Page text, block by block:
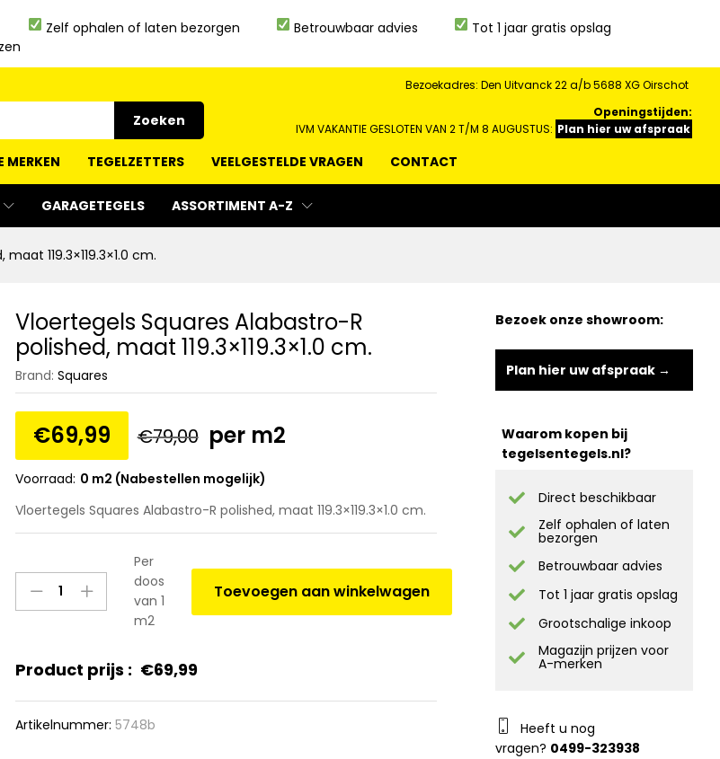
Zelf ophalen of laten bezorgen Betrouwbaar advies
Tot 1 jaar gratis opslag
Bezoekadres: Den Uitvanck 22 a/b 5688 XG Oirschot
Zoeken
Openingstijden:
IVM VAKANTIE GESLOTEN VAN 2 T/M 8 AUGUSTUS: Plan hier uw afspraak
MERKEN TEGELZETTERS VEELGESTELDE VRAGEN CONTACT
GARAGETEGELS ASSORTIMENT A-Z
119.3×119.3×1.0 cm.
Vloertegels Squares Alabastro-R
polished, maat 119.3×119.3×1.0 cm.
Brand: Squares
€69,99 €79,00 per m2
Voorraad: 0 m2 (Nabestellen mogelijk)
Vloertegels Squares Alabastro-R polished, maat 119.3×119.3×1.0 cm.
Squares
polished,
maat
119.3x119.3x1.0
cm.
Per
doos
van 1
m2
Toevoegen aan winkelwagen
Product prijs : €69,99
Artikelnummer: 5748b
Bezoek onze showroom:
Plan hier uw afspraak →
Waarom kopen bij
tegelsentegels.nl?
Direct beschikbaar
Zelf ophalen of laten
bezorgen
Betrouwbaar advies
Tot 1 jaar gratis opslag
Grootschalige inkoop
Magazijn prijzen voor
A-merken
Heeft u nog
vragen? 0499-323938